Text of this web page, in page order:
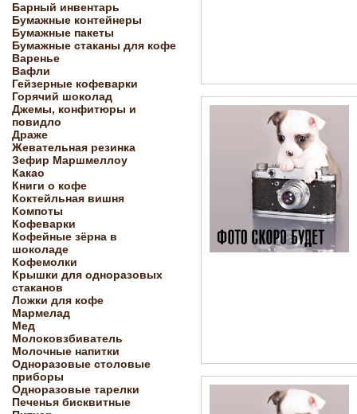
Барный инвентарь
Бумажные контейнеры
Бумажные пакеты
Бумажные стаканы для кофе
Варенье
Вафли
Гейзерные кофеварки
Горячий шоколад
Джемы, конфитюры и
повидло
Драже
Жевательная резинка
Зефир Маршмеллоу
Какао
Книги о кофе
Коктейльная вишня
Компоты
Кофеварки
Кофейные зёрна в
шоколаде
Кофемолки
Крышки для одноразовых
стаканов
Ложки для кофе
Мармелад
Мед
Молоковзбиватель
Молочные напитки
Одноразовые столовые
приборы
Одноразовые тарелки
Печенья бисквитные